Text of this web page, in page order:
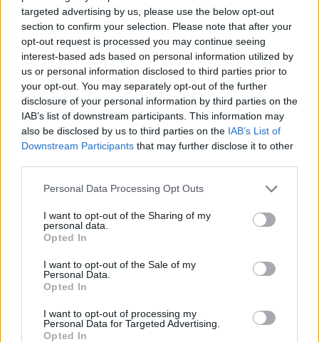
targeted advertising by us, please use the below opt-out
section to confirm your selection. Please note that after your
opt-out request is processed you may continue seeing
interest-based ads based on personal information utilized by
us or personal information disclosed to third parties prior to
your opt-out. You may separately opt-out of the further
disclosure of your personal information by third parties on the
IAB’s list of downstream participants. This information may
also be disclosed by us to third parties on the IAB’s List of
Downstream Participants that may further disclose it to other
Personal Data Processing Opt Outs
I want to opt-out of the Sharing of my
personal data.
Opted In
I want to opt-out of the Sale of my
Personal Data.
Opted In
I want to opt-out of processing my
Personal Data for Targeted Advertising.
Opted In
1 av 5 jenter ingeniørstudenter er jenter:
– Vi går glipp
av talentene
Abonnement